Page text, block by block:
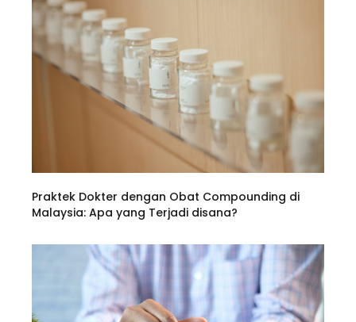
Praktek Dokter dengan Obat Compounding di
Malaysia: Apa yang Terjadi disana?